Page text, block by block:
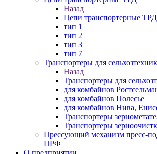
Назад
Цепи транспортерные ТРД
тип 1
тип 2
тип 3
тип 7
Транспортеры для
Назад
Транспортеры для
для комбайнов
для комбайнов Полесье
для комбайнов Нива,
Транспортеры
Транспортеры
Прессующий механизм пресс-
ПРФ
О предприятии